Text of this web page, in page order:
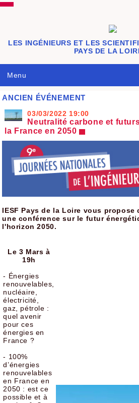
LES INGÉNIEURS ET LES
PAYS DE LA
Menu
ANCIEN ÉVÉNEMENT
03/03/2022 19:00
Neutralité carbone et
la France en 2050
IESF Pays de la Loire vous propose
une conférence sur le futur
l'horizon 2050.
Le 3 Mars à
19h
- Énergies
renouvelables,
nucléaire,
électricité,
gaz, pétrole :
quel avenir
pour ces
énergies en
France ?
- 100%
d’énergies
renouvelables
en France en
2050 : est ce
possible et à